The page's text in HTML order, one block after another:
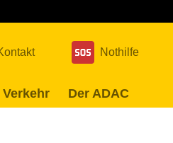
Nothilfe
Verkehr Der ADAC